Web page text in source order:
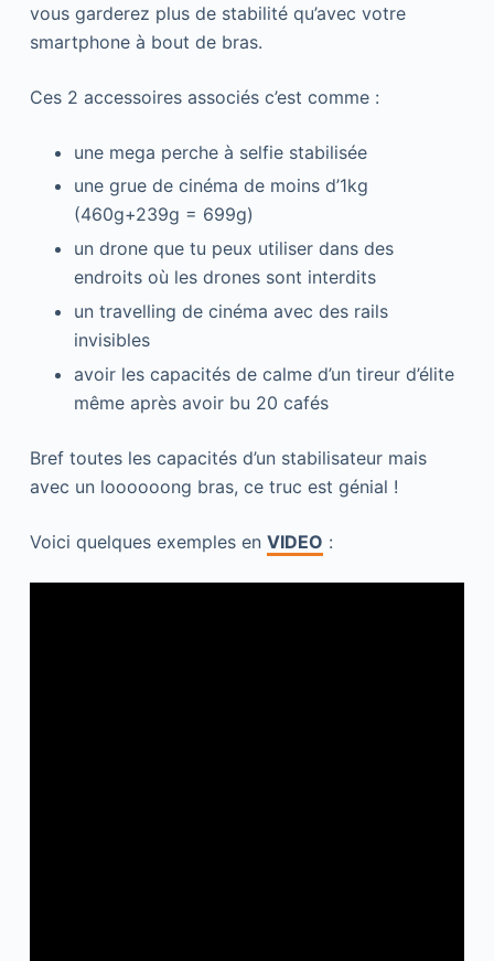
vous garderez plus de stabilité qu’avec votre
smartphone à bout de bras.
Ces 2 accessoires associés c’est comme :
une mega perche à selfie stabilisée
une grue de cinéma de moins d’1kg
(460g+239g = 699g)
un drone que tu peux utiliser dans des
endroits où les drones sont interdits
un travelling de cinéma avec des rails
invisibles
avoir les capacités de calme d’un tireur d’élite
même après avoir bu 20 cafés
Bref toutes les capacités d’un stabilisateur mais
avec un loooooong bras, ce truc est génial !
Voici quelques exemples en VIDEO :